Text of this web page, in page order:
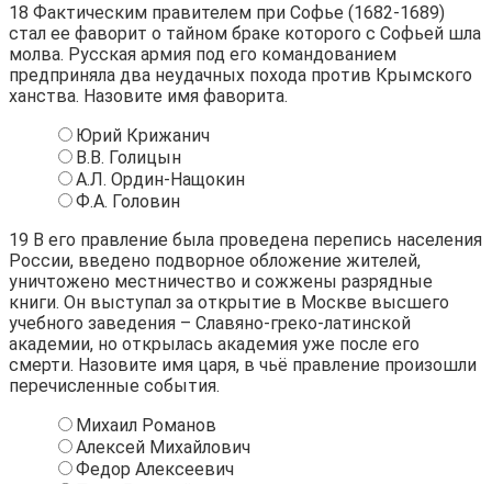
18 Фактическим правителем при Софье (1682-1689)
стал ее фаворит о тайном браке которого с Софьей шла
молва. Русская армия под его командованием
предприняла два неудачных похода против Крымского
ханства. Назовите имя фаворита.
Юрий Крижанич
В.В. Голицын
А.Л. Ордин-Нащокин
Ф.А. Головин
19 В его правление была проведена перепись населения
России, введено подворное обложение жителей,
уничтожено местничество и сожжены разрядные
книги. Он выступал за открытие в Москве высшего
учебного заведения – Славяно-греко-латинской
академии, но открылась академия уже после его
смерти. Назовите имя царя, в чьё правление произошли
перечисленные события.
Михаил Романов
Алексей Михайлович
Федор Алексеевич